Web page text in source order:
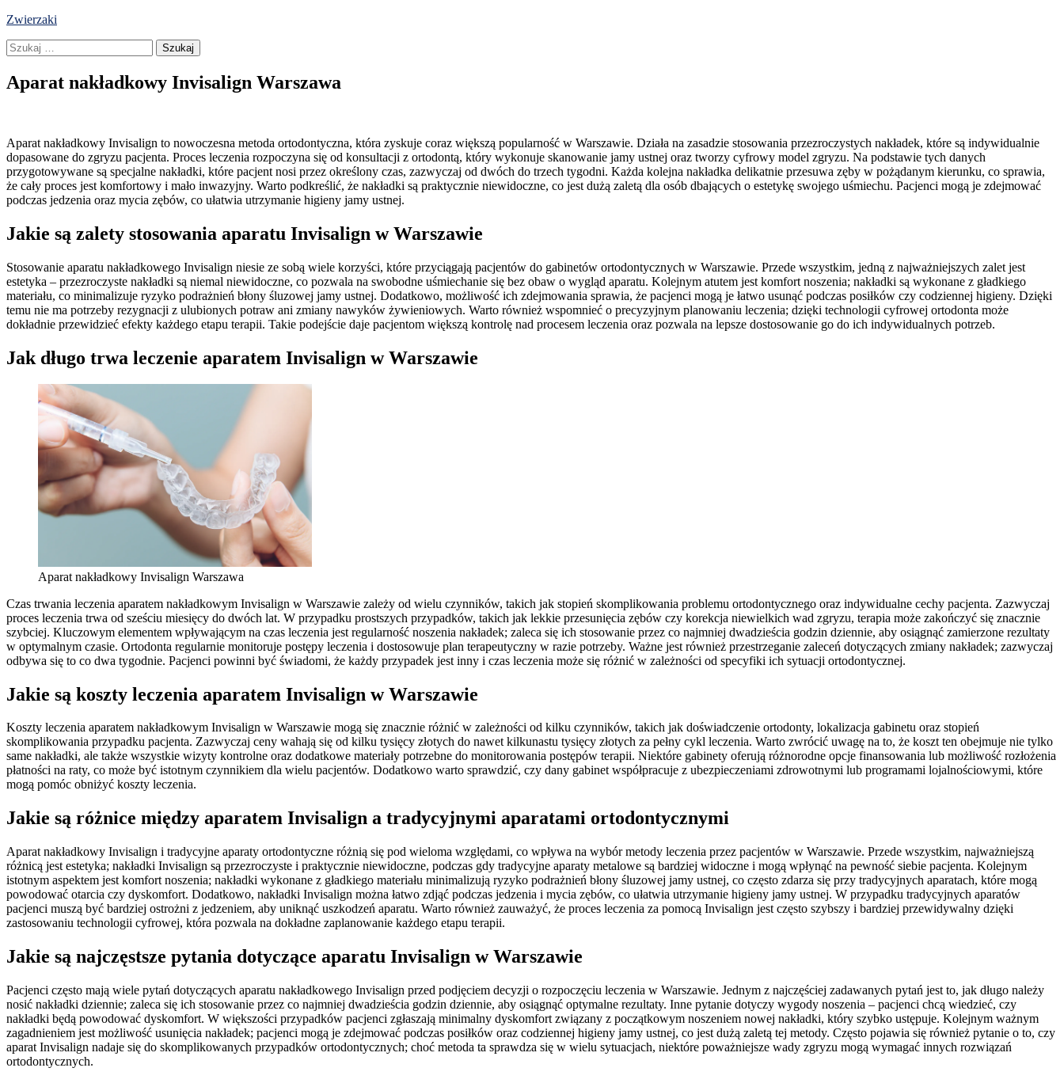
Skip
content
Zwierzaki
Szukaj:
Aparat nakładkowy Invisalign Warszawa
Aparat nakładkowy Invisalign to nowoczesna metoda ortodontyczna, która zyskuje coraz większą popularność w Warszawie. Działa na zasadzie stosowania przezroczystych nakładek, które są indywidualnie
dopasowane do zgryzu pacjenta. Proces leczenia rozpoczyna się od konsultacji z ortodontą, który wykonuje skanowanie jamy ustnej oraz tworzy cyfrowy model zgryzu. Na podstawie tych danych
przygotowywane są specjalne nakładki, które pacjent nosi przez określony czas, zazwyczaj od dwóch do trzech tygodni. Każda kolejna nakładka delikatnie przesuwa zęby w pożądanym kierunku, co sprawia,
że cały proces jest komfortowy i mało inwazyjny. Warto podkreślić, że nakładki są praktycznie niewidoczne, co jest dużą zaletą dla osób dbających o estetykę swojego uśmiechu. Pacjenci mogą je zdejmować
podczas jedzenia oraz mycia zębów, co ułatwia utrzymanie higieny jamy ustnej.
Jakie są zalety stosowania aparatu Invisalign w Warszawie
Stosowanie aparatu nakładkowego Invisalign niesie ze sobą wiele korzyści, które przyciągają pacjentów do gabinetów ortodontycznych w Warszawie. Przede wszystkim, jedną z najważniejszych zalet jest
estetyka – przezroczyste nakładki są niemal niewidoczne, co pozwala na swobodne uśmiechanie się bez obaw o wygląd aparatu. Kolejnym atutem jest komfort noszenia; nakładki są wykonane z gładkiego
materiału, co minimalizuje ryzyko podrażnień błony śluzowej jamy ustnej. Dodatkowo, możliwość ich zdejmowania sprawia, że pacjenci mogą je łatwo usunąć podczas posiłków czy codziennej higieny. Dzięki
temu nie ma potrzeby rezygnacji z ulubionych potraw ani zmiany nawyków żywieniowych. Warto również wspomnieć o precyzyjnym planowaniu leczenia; dzięki technologii cyfrowej ortodonta może
dokładnie przewidzieć efekty każdego etapu terapii. Takie podejście daje pacjentom większą kontrolę nad procesem leczenia oraz pozwala na lepsze dostosowanie go do ich indywidualnych potrzeb.
Jak długo trwa leczenie aparatem Invisalign w Warszawie
Aparat nakładkowy Invisalign Warszawa
Czas trwania leczenia aparatem nakładkowym Invisalign w Warszawie zależy od wielu czynników, takich jak stopień skomplikowania problemu ortodontycznego oraz indywidualne cechy pacjenta. Zazwyczaj
proces leczenia trwa od sześciu miesięcy do dwóch lat. W przypadku prostszych przypadków, takich jak lekkie przesunięcia zębów czy korekcja niewielkich wad zgryzu, terapia może zakończyć się znacznie
szybciej. Kluczowym elementem wpływającym na czas leczenia jest regularność noszenia nakładek; zaleca się ich stosowanie przez co najmniej dwadzieścia godzin dziennie, aby osiągnąć zamierzone rezultaty
w optymalnym czasie. Ortodonta regularnie monitoruje postępy leczenia i dostosowuje plan terapeutyczny w razie potrzeby. Ważne jest również przestrzeganie zaleceń dotyczących zmiany nakładek; zazwyczaj
odbywa się to co dwa tygodnie. Pacjenci powinni być świadomi, że każdy przypadek jest inny i czas leczenia może się różnić w zależności od specyfiki ich sytuacji ortodontycznej.
Jakie są koszty leczenia aparatem Invisalign w Warszawie
Koszty leczenia aparatem nakładkowym Invisalign w Warszawie mogą się znacznie różnić w zależności od kilku czynników, takich jak doświadczenie ortodonty, lokalizacja gabinetu oraz stopień
skomplikowania przypadku pacjenta. Zazwyczaj ceny wahają się od kilku tysięcy złotych do nawet kilkunastu tysięcy złotych za pełny cykl leczenia. Warto zwrócić uwagę na to, że koszt ten obejmuje nie tylko
same nakładki, ale także wszystkie wizyty kontrolne oraz dodatkowe materiały potrzebne do monitorowania postępów terapii. Niektóre gabinety oferują różnorodne opcje finansowania lub możliwość rozłożenia
płatności na raty, co może być istotnym czynnikiem dla wielu pacjentów. Dodatkowo warto sprawdzić, czy dany gabinet współpracuje z ubezpieczeniami zdrowotnymi lub programami lojalnościowymi, które
mogą pomóc obniżyć koszty leczenia.
Jakie są różnice między aparatem Invisalign a tradycyjnymi aparatami ortodontycznymi
Aparat nakładkowy Invisalign i tradycyjne aparaty ortodontyczne różnią się pod wieloma względami, co wpływa na wybór metody leczenia przez pacjentów w Warszawie. Przede wszystkim, najważniejszą
różnicą jest estetyka; nakładki Invisalign są przezroczyste i praktycznie niewidoczne, podczas gdy tradycyjne aparaty metalowe są bardziej widoczne i mogą wpłynąć na pewność siebie pacjenta. Kolejnym
istotnym aspektem jest komfort noszenia; nakładki wykonane z gładkiego materiału minimalizują ryzyko podrażnień błony śluzowej jamy ustnej, co często zdarza się przy tradycyjnych aparatach, które mogą
powodować otarcia czy dyskomfort. Dodatkowo, nakładki Invisalign można łatwo zdjąć podczas jedzenia i mycia zębów, co ułatwia utrzymanie higieny jamy ustnej. W przypadku tradycyjnych aparatów
pacjenci muszą być bardziej ostrożni z jedzeniem, aby uniknąć uszkodzeń aparatu. Warto również zauważyć, że proces leczenia za pomocą Invisalign jest często szybszy i bardziej przewidywalny dzięki
zastosowaniu technologii cyfrowej, która pozwala na dokładne zaplanowanie każdego etapu terapii.
Jakie są najczęstsze pytania dotyczące aparatu Invisalign w Warszawie
Pacjenci często mają wiele pytań dotyczących aparatu nakładkowego Invisalign przed podjęciem decyzji o rozpoczęciu leczenia w Warszawie. Jednym z najczęściej zadawanych pytań jest to, jak długo należy
nosić nakładki dziennie; zaleca się ich stosowanie przez co najmniej dwadzieścia godzin dziennie, aby osiągnąć optymalne rezultaty. Inne pytanie dotyczy wygody noszenia – pacjenci chcą wiedzieć, czy
nakładki będą powodować dyskomfort. W większości przypadków pacjenci zgłaszają minimalny dyskomfort związany z początkowym noszeniem nowej nakładki, który szybko ustępuje. Kolejnym ważnym
zagadnieniem jest możliwość usunięcia nakładek; pacjenci mogą je zdejmować podczas posiłków oraz codziennej higieny jamy ustnej, co jest dużą zaletą tej metody. Często pojawia się również pytanie o to, czy
aparat Invisalign nadaje się do skomplikowanych przypadków ortodontycznych; choć metoda ta sprawdza się w wielu sytuacjach, niektóre poważniejsze wady zgryzu mogą wymagać innych rozwiązań
ortodontycznych.